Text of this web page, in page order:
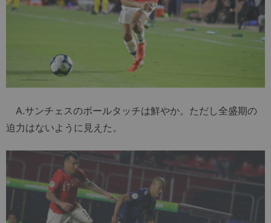
A.サンチェスのボールタッチは鮮やか。ただし全盛期の
迫力はないように見えた。